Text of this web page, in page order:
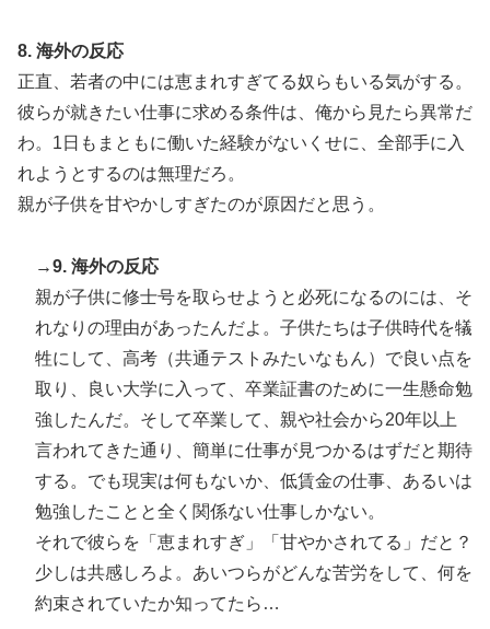
8. 海外の反応
正直、若者の中には恵まれすぎてる奴らもいる気がする。
彼らが就きたい仕事に求める条件は、俺から見たら異常だ
わ。1日もまともに働いた経験がないくせに、全部手に入
れようとするのは無理だろ。
親が子供を甘やかしすぎたのが原因だと思う。
→9. 海外の反応
親が子供に修士号を取らせようと必死になるのには、そ
れなりの理由があったんだよ。子供たちは子供時代を犠
牲にして、高考（共通テストみたいなもん）で良い点を
取り、良い大学に入って、卒業証書のために一生懸命勉
強したんだ。そして卒業して、親や社会から20年以上
言われてきた通り、簡単に仕事が見つかるはずだと期待
する。でも現実は何もないか、低賃金の仕事、あるいは
勉強したことと全く関係ない仕事しかない。
それで彼らを「恵まれすぎ」「甘やかされてる」だと？
少しは共感しろよ。あいつらがどんな苦労をして、何を
約束されていたか知ってたら…